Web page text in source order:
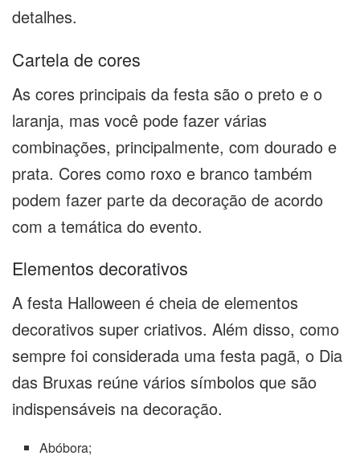
detalhes.
Cartela de cores
As cores principais da festa são o preto e o
laranja, mas você pode fazer várias
combinações, principalmente, com dourado e
prata. Cores como roxo e branco também
podem fazer parte da decoração de acordo
com a temática do evento.
Elementos decorativos
A festa Halloween é cheia de elementos
decorativos super criativos. Além disso, como
sempre foi considerada uma festa pagã, o Dia
das Bruxas reúne vários símbolos que são
indispensáveis na decoração.
Abóbora;